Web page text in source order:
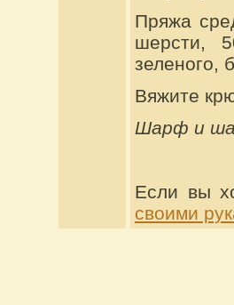
Пряжа
шерсти,
зеленого,
Вяжите
Шарф и
Если вы
своими